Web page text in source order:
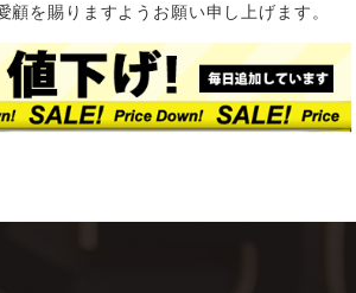
顧を賜りますようお願い申し上げます。